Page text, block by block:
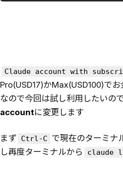
Claude account with
Pro(USD17)かMax(USD100)でお
なので今回は試し利用したいの
accountに変更します
まず Ctrl-C
で現在のターミナ
し再度ターミナルから
claude